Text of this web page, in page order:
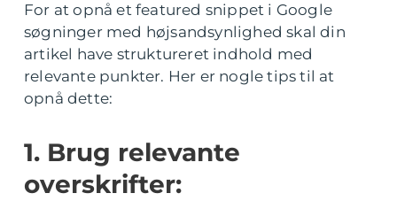
For at opnå et featured snippet i Google
søgninger med højsandsynlighed skal din
artikel have struktureret indhold med
relevante punkter. Her er nogle tips til at
opnå dette:
1. Brug relevante
overskrifter: